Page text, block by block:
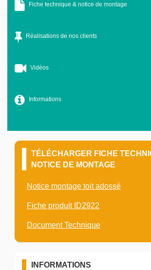
Fiche technique & notice de montage
Réalisations de nos clients
Vidéos
Informations
TÉLÉCHARGER FICHE
NOTICE DE MONTAGE
Notice montage toit adossé
Fiche produit ID2922
Document Technique
INFORMATIONS